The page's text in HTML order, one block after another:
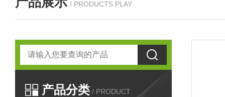
/ PRODUCTS PLAY
产品分类 / PRODUCT